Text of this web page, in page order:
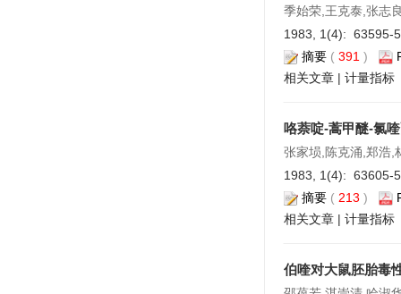
季始荣,王克泰,张志
1983, 1(4): 63595-
摘要 ( 391 )
相关文章 | 计量指标
咯萘啶-蒿甲醚-氯
张家埙,陈克涌,郑浩,
1983, 1(4): 63605-
摘要 ( 213 )
相关文章 | 计量指标
伯喹对大鼠胚胎毒